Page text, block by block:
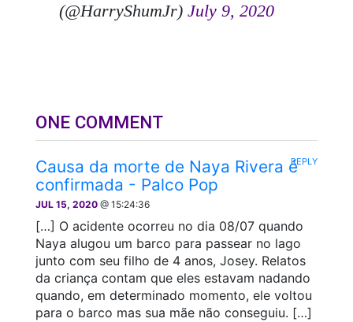
(@HarryShumJr) July 9, 2020
ONE COMMENT
Causa da morte de Naya Rivera é
confirmada - Palco Pop
JUL 15, 2020 @ 15:24:36
[…] O acidente ocorreu no dia 08/07 quando
Naya alugou um barco para passear no lago
junto com seu filho de 4 anos, Josey. Relatos
da criança contam que eles estavam nadando
quando, em determinado momento, ele voltou
para o barco mas sua mãe não conseguiu. […]
REPLY